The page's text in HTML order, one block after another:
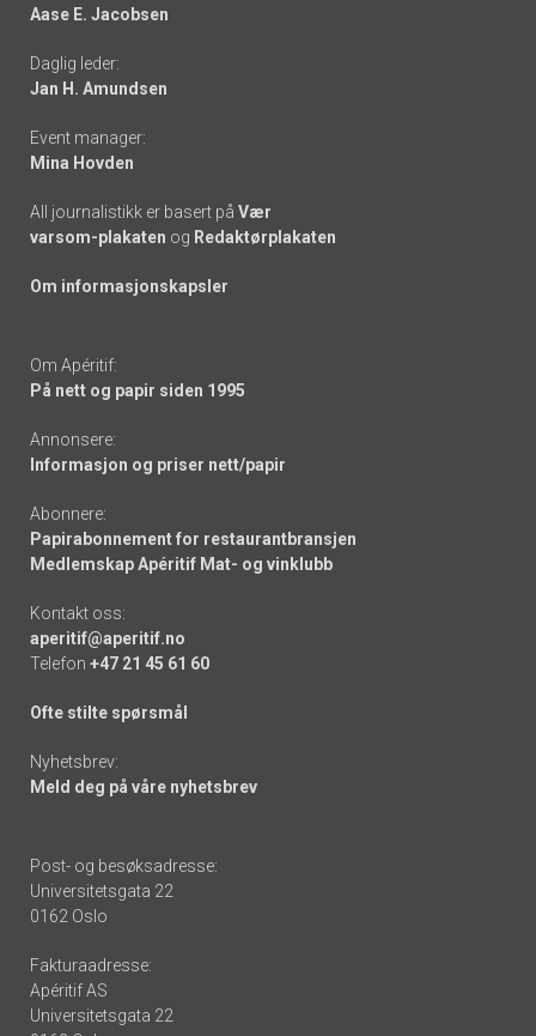
-
links
Aase E. Jacobsen
Daglig leder:
Jan H. Amundsen
Event manager:
Mina Hovden
All journalistikk er basert på Vær
varsom-plakaten og Redaktørplakaten
Om informasjonskapsler
Om Apéritif:
På nett og papir siden 1995
Annonsere:
Informasjon og priser nett/papir
Abonnere:
Papirabonnement for restaurantbransjen
Medlemskap Apéritif Mat- og vinklubb
Kontakt oss:
aperitif@aperitif.no
Telefon +47 21 45 61 60
Ofte stilte spørsmål
Nyhetsbrev:
Meld deg på våre nyhetsbrev
Post- og besøksadresse:
Universitetsgata 22
0162 Oslo
Fakturaadresse:
Apéritif AS
Universitetsgata 22